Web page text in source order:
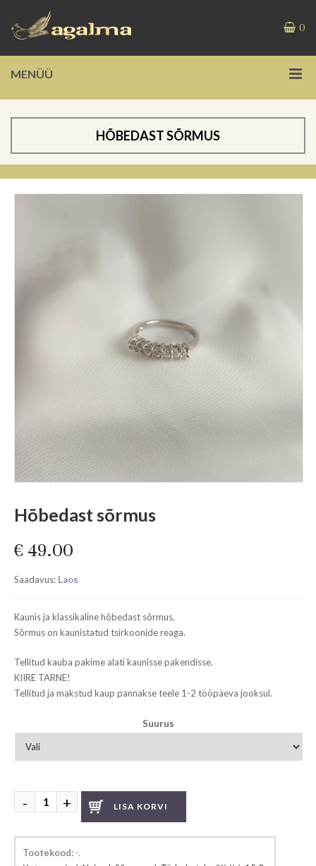
0
MENÜÜ
HÕBEDAST SÕRMUS
Hõbedast sõrmus
€ 49.00
Saadavus: Laos
Kaunis ja klassikaline hõbedast sõrmus.
Sõrmus on kaunistatud tsirkoonide reaga.
Tellitud kauba pakime alati kaunisse pakendisse.
KIIRE TARNE!
Tellitud ja makstud kaup pannakse teele 1-2 tööpäeva jooksul.
Suurus
Hõbedast
sõrmus
LISA KORVI
Tootekood: -.